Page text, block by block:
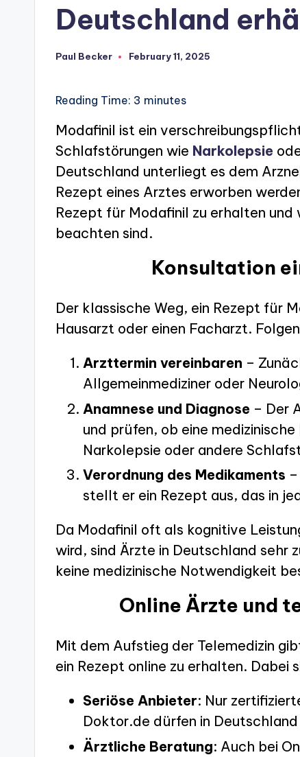
Deutschland
Posted
Paul Becker February 11, 2025
Reading Time: 3 minutes
Modafinil ist ein
Schlafstörungen wie Narkolepsie
Deutschland unterliegt es dem
Rezept eines Arztes erworben
Rezept für Modafinil zu erhalten
beachten sind.
Konsultation
Der klassische Weg, ein Rezept für
Hausarzt oder einen Facharzt.
Arzttermin vereinbaren –
Allgemeinmediziner oder
Anamnese und Diagnose – Der
und prüfen, ob eine
Narkolepsie oder andere
Verordnung des Medikaments
stellt er ein Rezept aus, das in
Da Modafinil oft als kognitive
wird, sind Ärzte in Deutschland sehr
keine medizinische Notwendigkeit
Online Ärzte und
Mit dem Aufstieg der Telemedizin
ein Rezept online zu erhalten. Dabei
Seriöse Anbieter: Nur
Doktor.de dürfen in
Ärztliche Beratung: Auch bei